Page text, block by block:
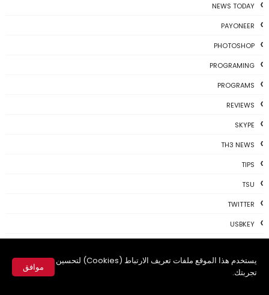
يستخدم هذا الموقع ملفات تعريف الارتباط (Cookies) لتحسين
تجربتك.
موافق
NEWS TODAY
PAYONEER
PHOTOSHOP
PROGRAMING
PROGRAMS
REVIEWS
SKYPE
TH3 NEWS
TIPS
TSU
TWITTER
USBKEY
WHATSAPP